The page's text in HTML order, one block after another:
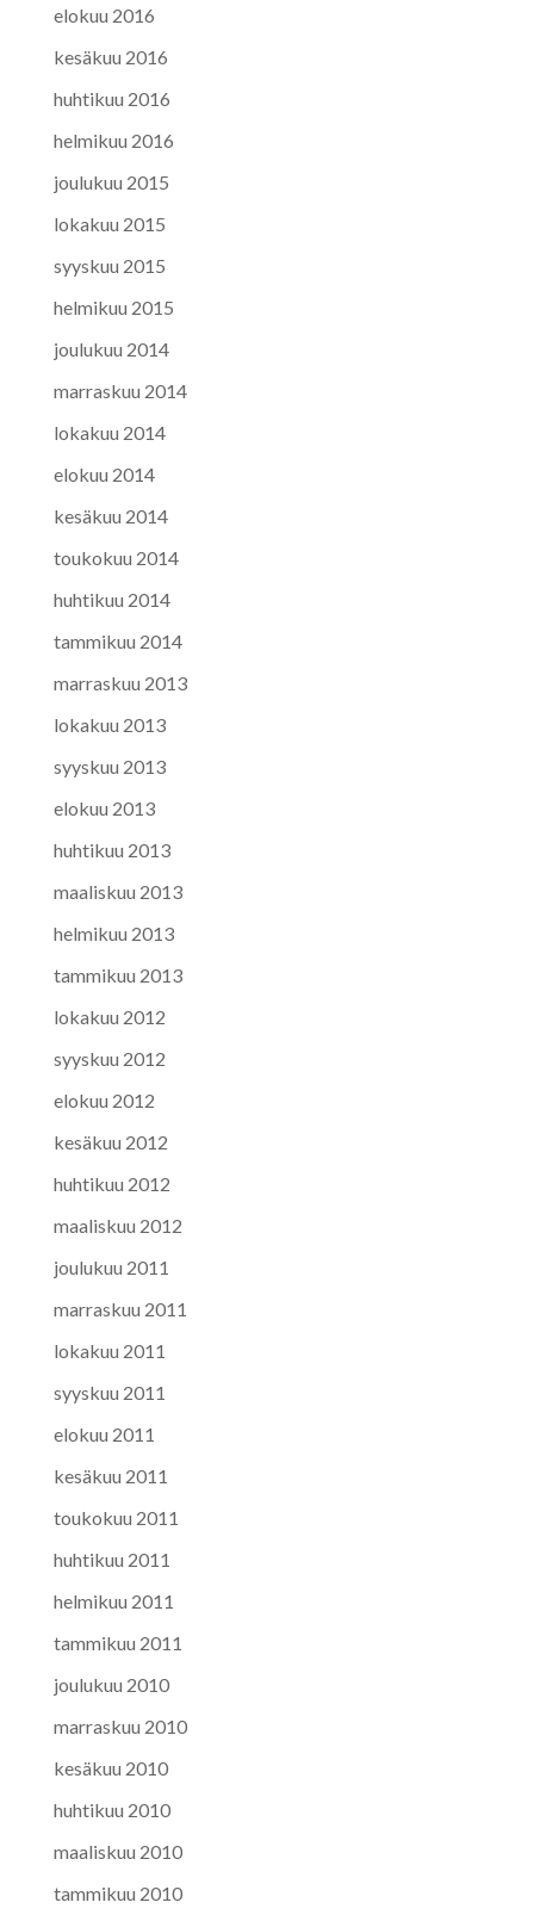
elokuu 2016
kesäkuu 2016
huhtikuu 2016
helmikuu 2016
joulukuu 2015
lokakuu 2015
syyskuu 2015
helmikuu 2015
joulukuu 2014
marraskuu 2014
lokakuu 2014
elokuu 2014
kesäkuu 2014
toukokuu 2014
huhtikuu 2014
tammikuu 2014
marraskuu 2013
lokakuu 2013
syyskuu 2013
elokuu 2013
huhtikuu 2013
maaliskuu 2013
helmikuu 2013
tammikuu 2013
lokakuu 2012
syyskuu 2012
elokuu 2012
kesäkuu 2012
huhtikuu 2012
maaliskuu 2012
joulukuu 2011
marraskuu 2011
lokakuu 2011
syyskuu 2011
elokuu 2011
kesäkuu 2011
toukokuu 2011
huhtikuu 2011
helmikuu 2011
tammikuu 2011
joulukuu 2010
marraskuu 2010
kesäkuu 2010
huhtikuu 2010
maaliskuu 2010
tammikuu 2010